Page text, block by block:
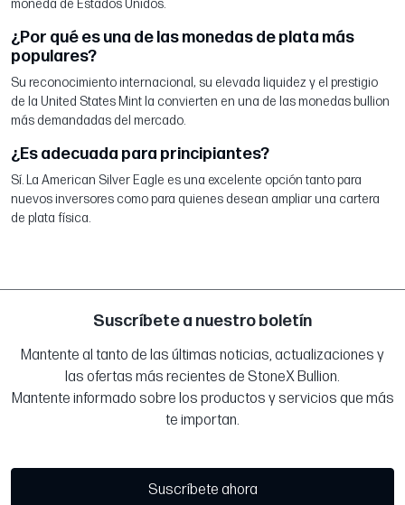
moneda de Estados Unidos.
¿Por qué es una de las monedas de plata más
populares?
Su reconocimiento internacional, su elevada liquidez y el prestigio
de la United States Mint la convierten en una de las monedas bullion
más demandadas del mercado.
¿Es adecuada para principiantes?
Sí. La American Silver Eagle es una excelente opción tanto para
nuevos inversores como para quienes desean ampliar una cartera
de plata física.
Suscríbete a nuestro boletín
Mantente al tanto de las últimas noticias, actualizaciones y
las ofertas más recientes de StoneX Bullion.
Mantente informado sobre los productos y servicios que más
te importan.
Suscríbete ahora